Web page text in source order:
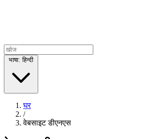
भाषा: हिन्दी
घर
/
वेबसाइट डीएनएस